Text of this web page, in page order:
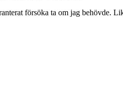
försöka ta om jag behövde.